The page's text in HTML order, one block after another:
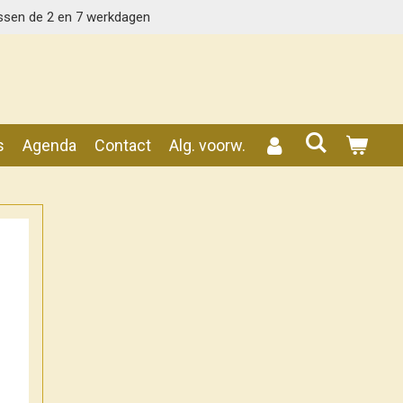
de 2 en 7 werkdagen
Agenda Contact Alg. voorw.